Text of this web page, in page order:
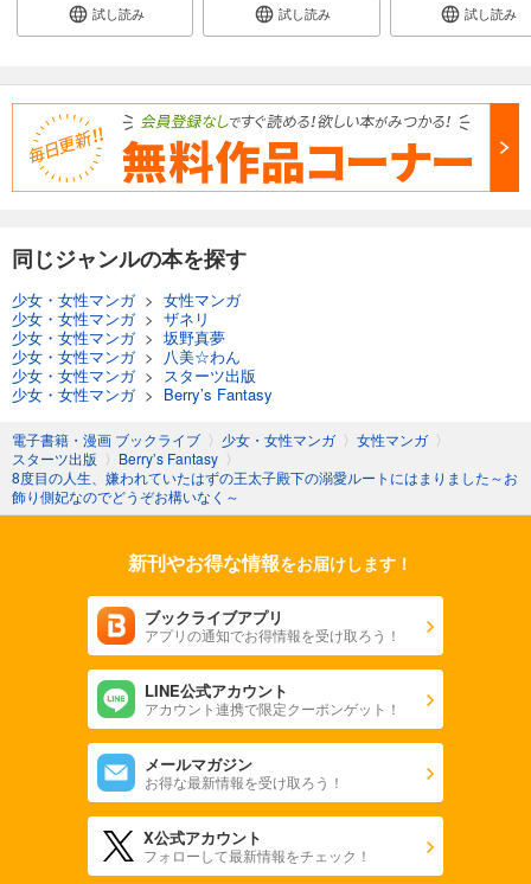
試し読み 試し読み 試し読み
同じジャンルの本を探す
少女・女性マンガ> 女性マンガ
少女・女性マンガ> ザネリ
少女・女性マンガ> 坂野真夢
少女・女性マンガ>
八美☆わん
少女・女性マンガ>
スターツ出版
少女・女性マンガ> Berry’s Fantasy
電子書籍・漫画 ブックライブ 〉 少女・女性マンガ 〉 女性マンガ 〉
スターツ出版 〉 Berry’s Fantasy 〉
8度目の人生、嫌われていたはずの王太子殿下の溺愛ルートにはまりました～お
飾り側妃なのでどうぞお構いなく～
新刊やお得な情報をお届けします！
ブックライブアプリ
アプリの通知でお得情報を受け取ろう！
LINE公式アカウント
アカウント連携で限定クーポンゲット！
メールマガジン
お得な最新情報を受け取ろう！
X公式アカウント
フォローして最新情報をチェック！